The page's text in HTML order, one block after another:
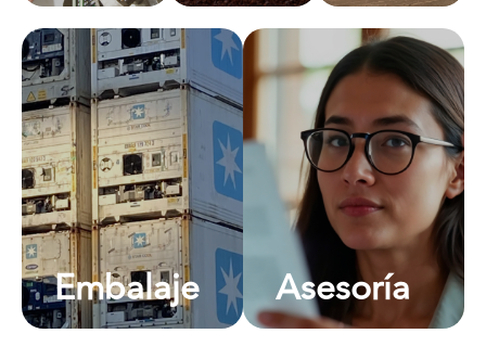
agregando
valor al
café.
Embalaje
Ofrecemos
servicios logísticos
a la carga
desarrollando
embalajes según las
necesidades
comerciales del
cliente: sacos, cajas
al vacío, granel, etc.
Asesoría
Asesoramos y
gestionamos las
operaciones de
exportación de
Colombia a
cualquier parte del
mundo en
pequeñas y grandes
cantidades.